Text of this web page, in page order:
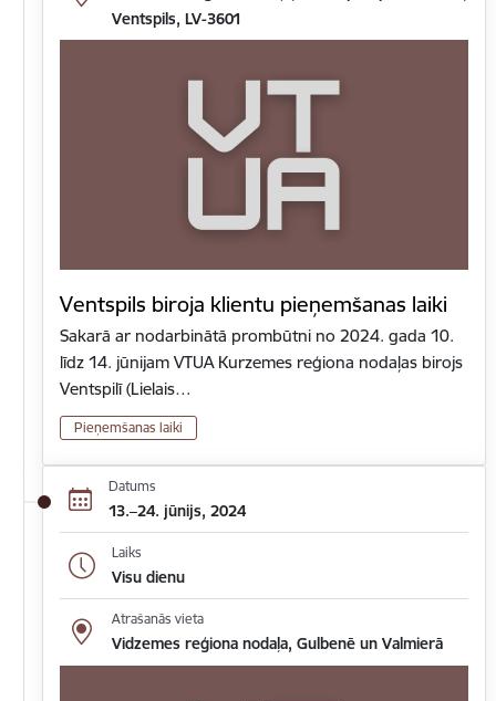
Ventspils, LV-3601
Ventspils biroja klientu pieņemšanas laiki
Sakarā ar nodarbinātā prombūtni no 2024. gada 10.
līdz 14. jūnijam VTUA Kurzemes reģiona nodaļas birojs
Ventspilī (Lielais…
Pieņemšanas laiki
Datums
13.–24. jūnijs, 2024
Laiks
Visu dienu
Atrašanās vieta
Vidzemes reģiona nodaļa, Gulbenē un Valmierā